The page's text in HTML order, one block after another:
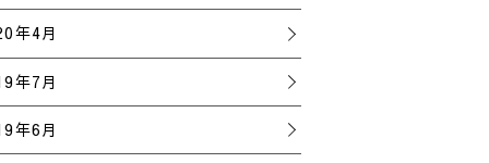
年4月
年7月
年6月